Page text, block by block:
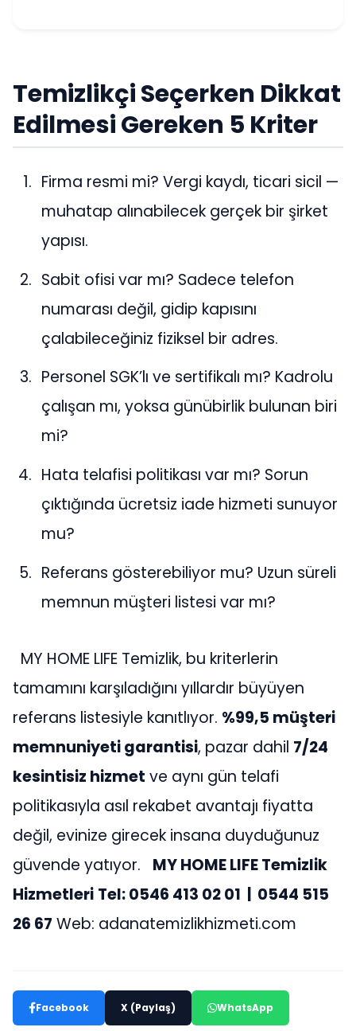
Temizlikçi Seçerken Dikkat
Edilmesi Gereken 5 Kriter
Firma resmi mi? Vergi kaydı, ticari sicil —
muhatap alınabilecek gerçek bir şirket
yapısı.
Sabit ofisi var mı? Sadece telefon
numarası değil, gidip kapısını
çalabileceğiniz fiziksel bir adres.
Personel SGK’lı ve sertifikalı mı? Kadrolu
çalışan mı, yoksa günübirlik bulunan biri
mi?
Hata telafisi politikası var mı? Sorun
çıktığında ücretsiz iade hizmeti sunuyor
mu?
Referans gösterebiliyor mu? Uzun süreli
memnun müşteri listesi var mı?
MY HOME LIFE Temizlik, bu kriterlerin
tamamını karşıladığını yıllardır büyüyen
referans listesiyle kanıtlıyor. %99,5 müşteri
memnuniyeti garantisi, pazar dahil 7/24
kesintisiz hizmet ve aynı gün telafi
politikasıyla asıl rekabet avantajı fiyatta
değil, evinize girecek insana duyduğunuz
güvende yatıyor. MY HOME LIFE Temizlik
Hizmetleri Tel: 0546 413 02 01 | 0544 515
26 67 Web: adanatemizlikhizmeti.com
Facebook X (Paylaş) WhatsApp